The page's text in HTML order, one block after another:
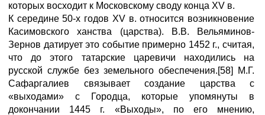
которых восходит к Московскому своду конца XV в.
К середине 50-х годов XV в. относится возникновение
Касимовского ханства (царства). В.В. Вельяминов-
Зернов датирует это событие примерно 1452 г., считая,
что до этого татарские царевичи находились на
русской службе без земельного обеспечения.[58] М.Г.
Сафаргалиев связывает создание царства с
«выходами» с Городца, которые упомянуты в
докончании 1445 г. «Выходы», по его мнению,